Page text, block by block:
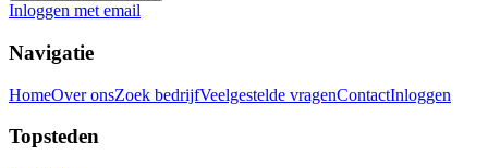
Inloggen met email
Navigatie
HomeOver onsZoek bedrijfVeelgestelde vragenContactInloggen
Topsteden